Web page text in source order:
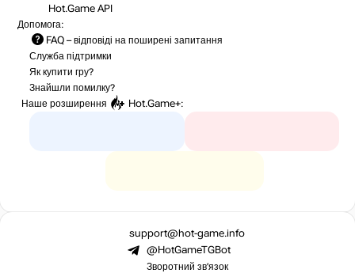
Hot.Game API
Допомога:
FAQ – відповіді на поширені запитання
Служба підтримки
Як купити гру?
Знайшли помилку?
Наше розширення
Hot.Game+:
support@hot-game.info
@HotGameTGBot
Зворотний зв’язок